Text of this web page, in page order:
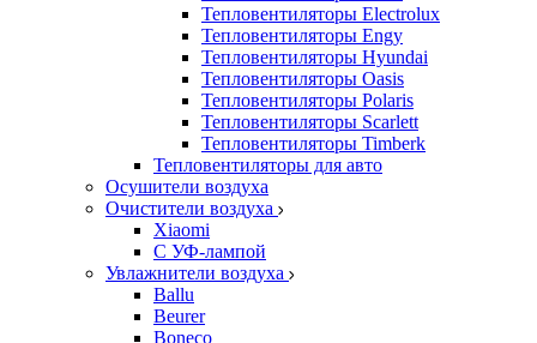
Тепловентиляторы Electrolux
Тепловентиляторы Engy
Тепловентиляторы Hyundai
Тепловентиляторы Oasis
Тепловентиляторы Polaris
Тепловентиляторы Scarlett
Тепловентиляторы Timberk
Тепловентиляторы для авто
Осушители воздуха
Очистители воздуха
Xiaomi
С УФ-лампой
Увлажнители воздуха
Ballu
Beurer
Boneco